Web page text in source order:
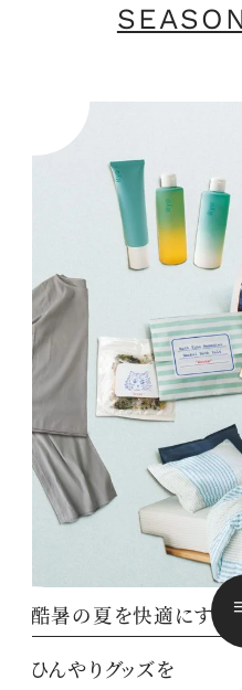
酷暑の夏を快適にする
ひんやりグッズを